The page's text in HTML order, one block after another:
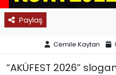
Paylaş
Cemile Kaytan
“AKÜFEST 2026”